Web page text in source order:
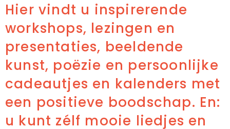
Hier vindt u inspirerende
workshops, lezingen en
presentaties, beeldende
kunst, poëzie en persoonlijke
cadeautjes en kalenders met
een positieve boodschap. En:
u kunt zélf mooie liedjes en